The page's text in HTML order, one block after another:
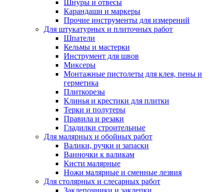
Шнуры и отвесы
Карандаши и маркеры
Прочие инструменты для измерений
Для штукатурных и плиточных работ
Шпатели
Кельмы и мастерки
Инструмент для швов
Миксеры
Монтажные пистолеты для клея, пены и
герметика
Плиткорезы
Клинья и крестики для плитки
Терки и полутеры
Правила и резаки
Гладилки строительные
Для малярных и обойных работ
Валики, ручки и запаски
Ванночки к валикам
Кисти малярные
Ножи малярные и сменные лезвия
Для столярных и слесарных работ
Заклепочники и заклепки